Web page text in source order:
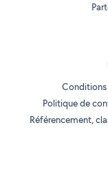
Conditions
Politique de
Référencement,